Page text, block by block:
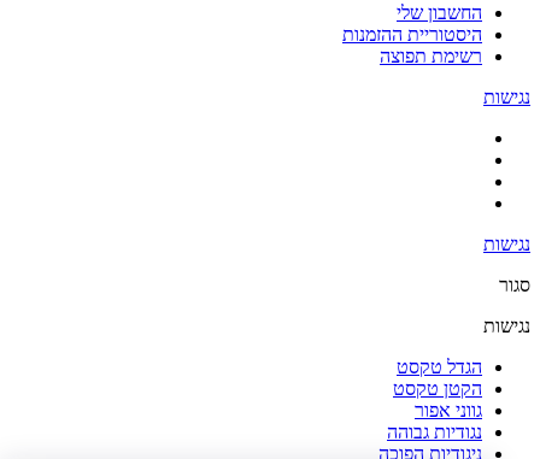
החשבון שלי
היסטוריית ההזמנות
רשימת תפוצה
נגישות
נגישות
סגור
נגישות
הגדל טקסט
הקטן טקסט
גווני אפור
נגודיות גבוהה
ניגודיות הפוכה